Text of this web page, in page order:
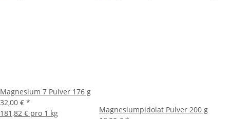
Magnesium 7 Pulver 176 g
32,00 € *
181,82 € pro 1 kg
Magnesiumpidolat Pulver 200 g